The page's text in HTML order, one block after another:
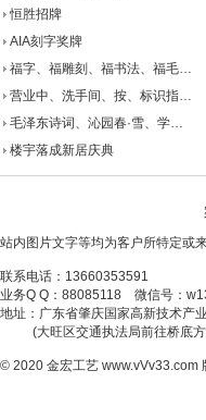
恒胜招牌
AIA刻字奖牌
福字、福雕刻、福书法、福毛…
营业中、洗手间、按、标识指…
毛泽东诗词、沁园春·雪、学…
楼宇落成新居庆典
站内图片文字等均为客户所特定或
联系电话：13660353591
业务Q Q：88085118 微信号：
地址：广东省肇庆国家高新技术产
(大旺区交通执法局前往桥底方
© 2020 金宏工艺 www.vVv33.com